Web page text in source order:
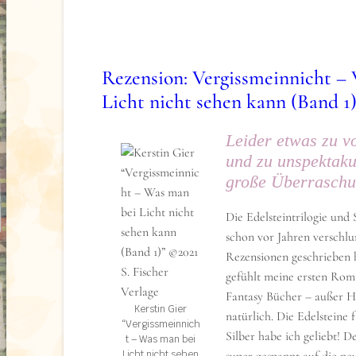
Irgendwann werde ich noch das Prequel
Über das Buch (formally known as
Kylas Gedächtnis wurde gelöscht, ihre
ausradiert, ihre Erinnerungen sind für immer
wurde »geslated«. Aber die Stimmen aus der
lassen die Sechzehnjährige nicht los – hat
unschuldige Kinder bei einem
Zählte sie zu einer Gruppe von gefährlichen
warum steht ein Bild von ihr auf einer
vermissten Kindern? Kyla wird immer
aus ihrem früheren Leben eingeholt und
Rezension: Vergissmeinnicht –
Licht nicht sehen kann (Band 1)
Kerstin Gier
“Vergissmeinnich
t – Was man bei
Leider etwas zu
und zu
große
Die Edelsteintrilogie und
schon vor Jahren
Rezensionen
gefühlt meine ersten
Fantasy Bücher – außer
natürlich. Die Edelsteine
Silber habe ich geliebt!